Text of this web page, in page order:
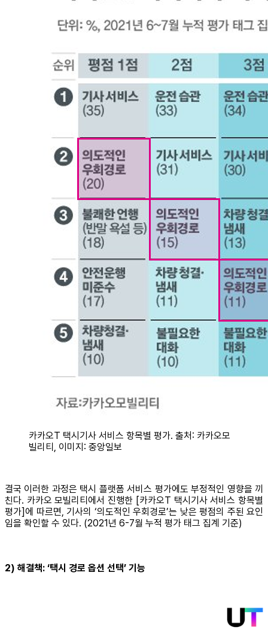
카카오T 택시기사 서비스 항목별 평가. 출처: 카카오모
빌리티, 이미지: 중앙일보
결국 이러한 과정은 택시 플랫폼 서비스 평가에도 부정적인 영향을 끼
친다. 카카오 모빌리티에서 진행한 [카카오T 택시기사 서비스 항목별
평가]에 따르면, 기사의 ‘의도적인 우회경로’는 낮은 평점의 주된 요인
임을 확인할 수 있다. (2021년 6-7월 누적 평가 태그 집계 기준)
2) 해결책: ‘택시 경로 옵션 선택’ 기능